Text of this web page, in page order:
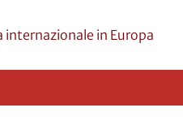
internazionale in Europa